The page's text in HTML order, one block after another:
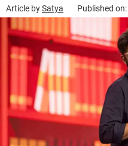
Article bySatya Published